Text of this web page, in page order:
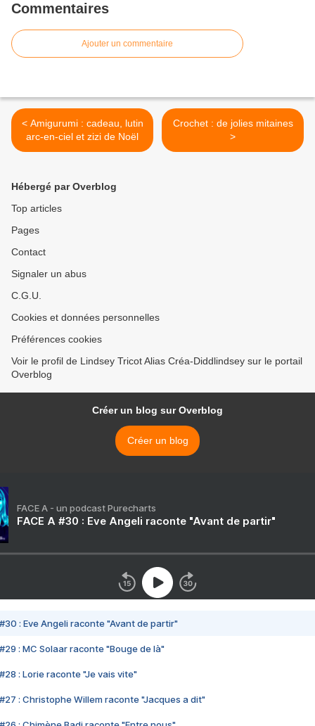
Commentaires
Ajouter un commentaire
< Amigurumi : cadeau, lutin
arc-en-ciel et zizi de Noël
Crochet : de jolies mitaines
>
Hébergé par Overblog
Top articles
Pages
Contact
Signaler un abus
C.G.U.
Cookies et données personnelles
Préférences cookies
Voir le profil de Lindsey Tricot Alias Créa-Diddlindsey sur le portail
Overblog
Créer un blog sur Overblog
Créer un blog
FACE A - un podcast Purecharts
FACE A #30 : Eve Angeli raconte "Avant de partir"
#30 : Eve Angeli raconte "Avant de partir"
#29 : MC Solaar raconte "Bouge de là"
#28 : Lorie raconte "Je vais vite"
#27 : Christophe Willem raconte "Jacques a dit"